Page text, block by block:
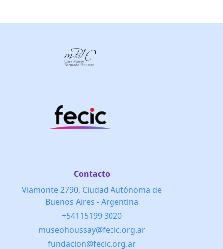
Contacto
Viamonte 2790, Ciudad Autónoma de
Buenos Aires - Argentina
+54115199 3020
museohoussay@fecic.org.ar
fundacion@fecic.org.ar